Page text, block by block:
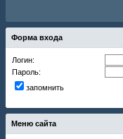
Форма входа
Логин:
Пароль:
запомнить
Меню сайта